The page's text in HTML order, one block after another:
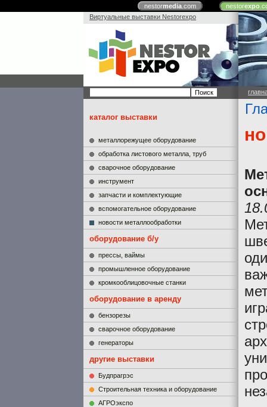
nestormedia.com nestorexpo
Виртуальные выставки Nestorexpo
каталог выставки
металлорежущее оборудование
обработка листового металла, труб
сварочное оборудование
инструмент
запчасти и комплектующие
вспомогательное оборудование
новости металлообработки
оборудование б/у
прессы, ваймы
промышленное оборудование
кромкооблицовочные станки
оборудование в аренду
бензорезы
сварочное оборудование
генераторы
другие выставки
Будпрагрэс
Строительная техника и оборудование
АГРОэкспо